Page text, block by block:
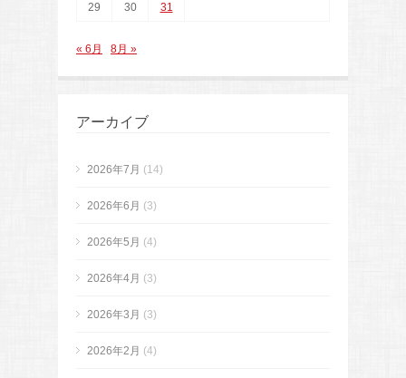
29 30 31
« 6月 8月 »
アーカイブ
2026年7月 (14)
2026年6月 (3)
2026年5月 (4)
2026年4月 (3)
2026年3月 (3)
2026年2月 (4)